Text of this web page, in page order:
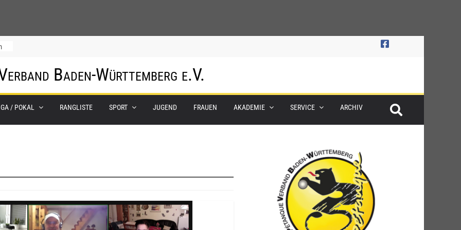
Baden-Württemberg e.V.
/ POKAL RANGLISTE SPORT JUGEND FRAUEN AKADEMIE SERVICE ARCHIV